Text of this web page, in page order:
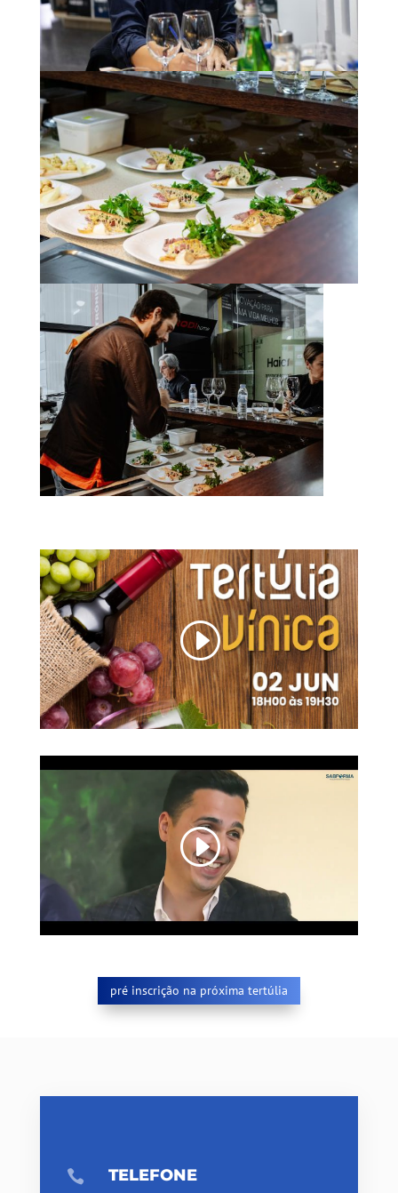
pré inscrição na próxima tertúlia
 TELEFONE